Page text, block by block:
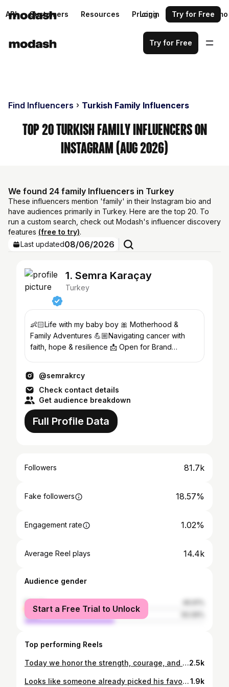
API Customers Resources Pricing Request a demo
Login Try for Free
Try for Free
Find Influencers Turkish Family Influencers
Top 20 Turkish Family Influencers on
Instagram (Aug 2026)
We found 24 family Influencers in Turkey
These influencers mention 'family' in their Instagram bio and
have audiences primarily in Turkey. Here are the top 20. To
run a custom search, check out Modash's influencer discovery
features (free to try).
Last updated08/06/2026
1. Semra Karaçay
Turkey
👶🏻Life with my baby boy 🎀 Motherhood &
Family Adventures 💪🏼Navigating cancer with
faith, hope & resilience 📩 Open for Brand
@semrakrcy
Check contact details
Get audience breakdown
Full Profile Data
Followers 81.7k
Fake followers 18.57%
Engagement rate 1.02%
Average Reel plays 14.4k
Audience gender
female
male
Start a Free Trial to Unlock
Top performing Reels
Today we honor the strength, courage, and resilience of all cancer survivors and fighters around the world. 🩷 On National Cancer Survivors Day, we stand together in hope, love, and support for every journey touched by cancer. You are seen. You are valued. You are not alone💪🏼🩷 #nationalcancersurvivorsday #cancerawareness #hope #strength 🩷2.5k
Looks like someone already picked his favorites. 🤍 When this PR box arrived, my little one couldn’t wait to explore it. Watching him “choose” his favorites made this moment even more special. As a breast cancer mom, my skin has become much more sensitive throughout treatment, so gentle, soothing skincare has become an important part of my daily routine. I’m especially excited to try the new Cicaplast Baume B5 Spray alongside the Thermal Spring Water. Thank you, La Roche-Posay, for these thoughtful products and for creating skincare that supports sensitive skin when it needs it most. 💙 #LaRochePosay #PRGift #SensitiveSkin #MomLife #BreastCancerJourney1.9k